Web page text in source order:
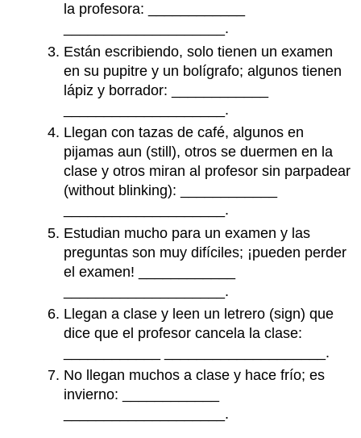
la profesora: ____________
____________________.
Están escribiendo, solo tienen un examen
en su pupitre y un bolígrafo; algunos tienen
lápiz y borrador: ____________
____________________.
Llegan con tazas de café, algunos en
pijamas aun (still),otros se duermen en la
clase y otros miran al profesor sin parpadear
(without blinking): ____________
____________________.
Estudian mucho para un examen y las
preguntas son muy difíciles; ¡pueden perder
el examen! ____________
____________________.
Llegan a clase y leen un letrero (sign)que
dice que el profesor cancela la clase:
____________ ____________________.
No llegan muchos a clase y hace frío; es
invierno:
____________________.